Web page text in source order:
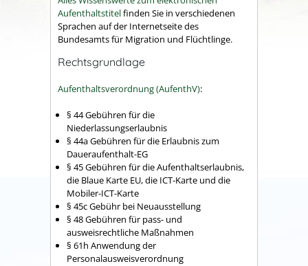
Aufenthaltstitelfinden Sie in verschiedenen
Sprachen auf der Internetseite des
Bundesamts für Migration und Flüchtlinge.
Rechtsgrundlage
Aufenthaltsverordnung (AufenthV):
§ 44Gebühren für die
Niederlassungserlaubnis
§ 44a Gebühren für die Erlaubnis zum
Daueraufenthalt-EG
§ 45 Gebühren für die Aufenthaltserlaubnis,
die Blaue Karte EU, die ICT-Karte und die
Mobiler-ICT-Karte
§ 45c Gebühr bei Neuausstellung
§ 48 Gebühren für pass- und
ausweisrechtliche Maßnahmen
§ 61h Anwendung der
Personalausweisverordnung